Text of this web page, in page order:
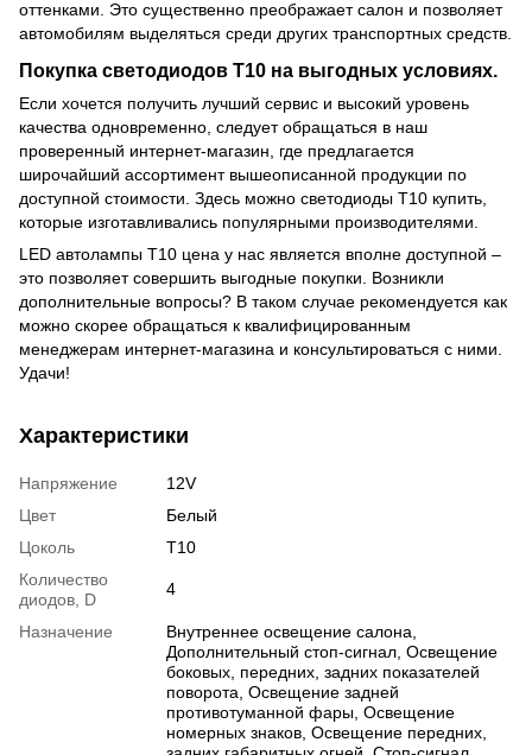
оттенками. Это существенно преображает салон и позволяет
автомобилям выделяться среди других транспортных средств.
Покупка светодиодов Т10 на выгодных условиях.
Если хочется получить лучший сервис и высокий уровень
качества одновременно, следует обращаться в наш
проверенный интернет-магазин, где предлагается
широчайший ассортимент вышеописанной продукции по
доступной стоимости. Здесь можно светодиоды Т10 купить,
которые изготавливались популярными производителями.
LED автолампы Т10 цена у нас является вполне доступной –
это позволяет совершить выгодные покупки. Возникли
дополнительные вопросы? В таком случае рекомендуется как
можно скорее обращаться к квалифицированным
менеджерам интернет-магазина и консультироваться с ними.
Удачи!
Характеристики
Напряжение
12V
Цвет
Белый
Цоколь
T10
Количество
диодов, D
4
Назначение
Внутреннее освещение салона,
Дополнительный стоп-сигнал, Освещение
боковых, передних, задних показателей
поворота, Освещение задней
противотуманной фары, Освещение
номерных знаков, Освещение передних,